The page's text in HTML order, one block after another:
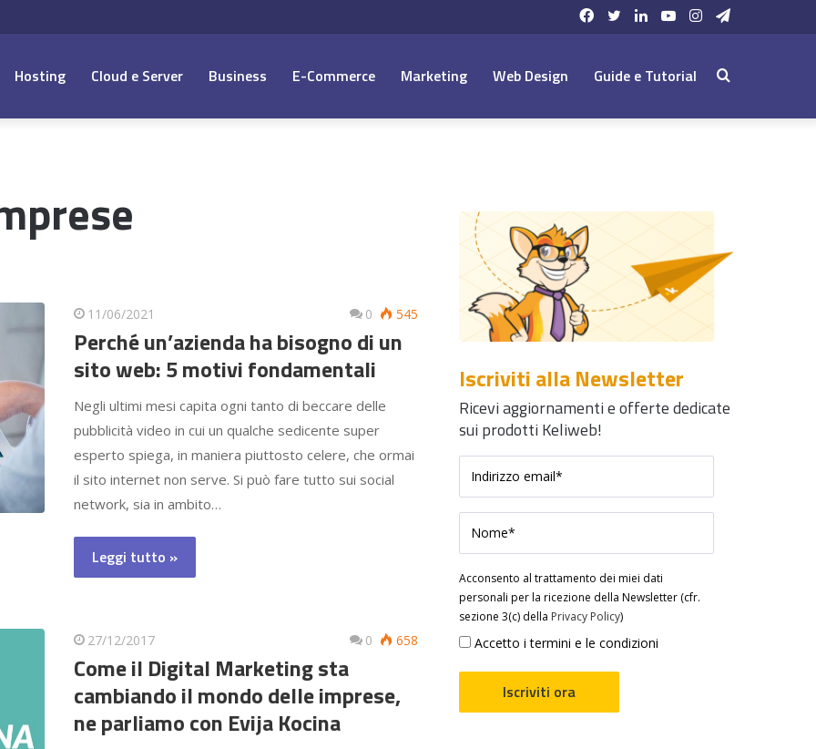
Telegram
Instagram
YouTube
LinkedIn
Twitter
Facebook
Hosting Cloud e Server Business E-Commerce Marketing Web Design Guide e Tutorial Cerca:
11/06/2021 0 545
Perché un’azienda ha bisogno di un
sito web: 5 motivi fondamentali
Negli ultimi mesi capita ogni tanto di beccare delle
pubblicità video in cui un qualche sedicente super
esperto spiega, in maniera piuttosto celere, che ormai
il sito internet non serve. Si può fare tutto sui social
network, sia in ambito…
Leggi tutto »
27/12/2017 0 658
Come il Digital Marketing sta
cambiando il mondo delle imprese,
ne parliamo con Evija Kocina
Iscriviti alla Newsletter
Ricevi aggiornamenti e offerte dedicate
sui prodotti Keliweb!
Acconsento al trattamento dei miei dati
personali per la ricezione della Newsletter (cfr.
sezione 3(c) della Privacy Policy)
Accetto i termini e le condizioni